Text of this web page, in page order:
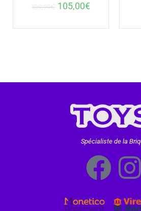
109,99€ 105,00€
Spécialiste de la